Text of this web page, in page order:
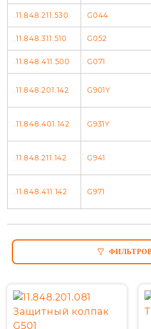
.11.848.211.530 G044
.11.848.311.510 G052
.11.848.411.500 G071
.11.848.201.142 G901Y
.11.848.401.142 G931Y
.11.848.211.142 G941
.11.848.411.142 G971